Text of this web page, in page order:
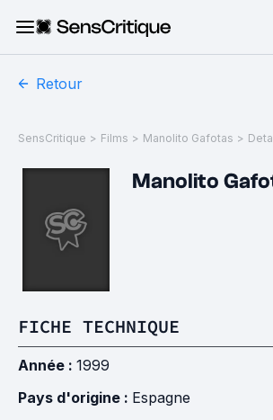
Retour
SensCritique > Films > Manolito Gafotas >
Manolito
FICHE TECHNIQUE
Année : 1999
Pays d'origine : Espagne